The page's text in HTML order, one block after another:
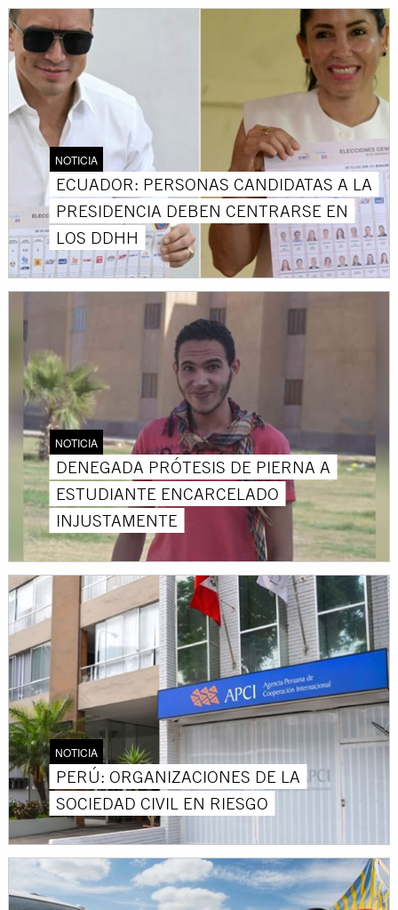
NOTICIA
ECUADOR: PERSONAS CANDIDATAS A LA
PRESIDENCIA DEBEN CENTRARSE EN
LOS DDHH
NOTICIA
DENEGADA PRÓTESIS DE PIERNA A
ESTUDIANTE ENCARCELADO
INJUSTAMENTE
NOTICIA
PERÚ: ORGANIZACIONES DE LA
SOCIEDAD CIVIL EN RIESGO